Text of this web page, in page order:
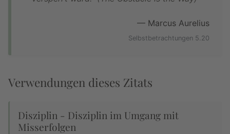
— Marcus Aurelius
Selbstbetrachtungen 5.20
Verwendungen dieses Zitats
Disziplin - Disziplin im Umgang mit
Misserfolgen